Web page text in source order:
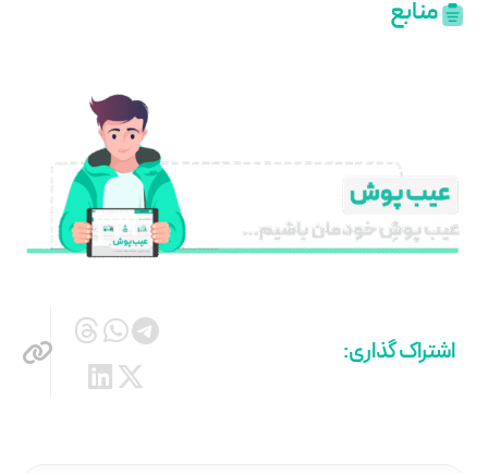
منابع
اشتراک گذاری: